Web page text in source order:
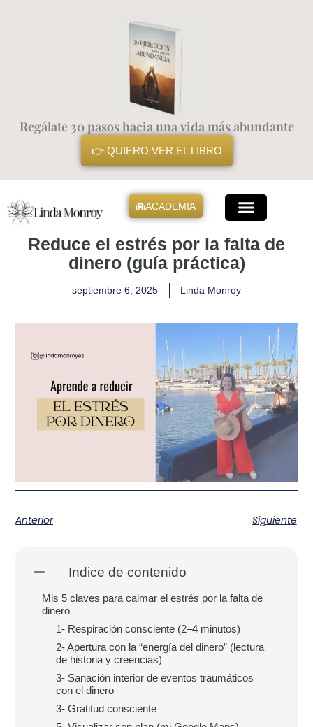
Regálate 30 pasos hacia una vida más abundante
👉 QUIERO VER EL LIBRO
ACADEMIA
Reduce el estrés por la falta de
dinero (guía práctica)
septiembre 6, 2025 Linda Monroy
Anterior Siguiente
Indice de contenido
Mis 5 claves para calmar el estrés por la falta de
dinero
1- Respiración consciente (2–4 minutos)
2- Apertura con la “energía del dinero” (lectura
de historia y creencias)
3- Sanación interior de eventos traumáticos
con el dinero
3- Gratitud consciente